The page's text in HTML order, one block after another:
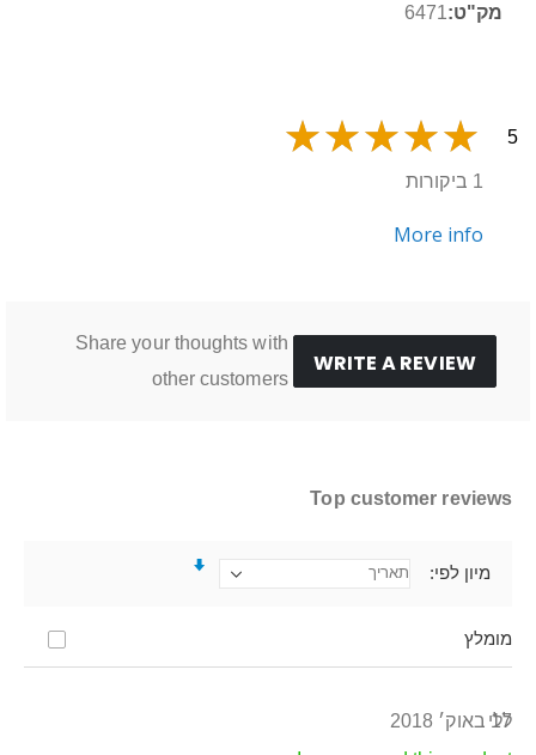
6471
5
1 ביקורות
More info
WRITE A REVIEW
Share your thoughts with
other customers
Top customer reviews
מומלץ
מיון לפי
ללי
17 באוק׳ 2018